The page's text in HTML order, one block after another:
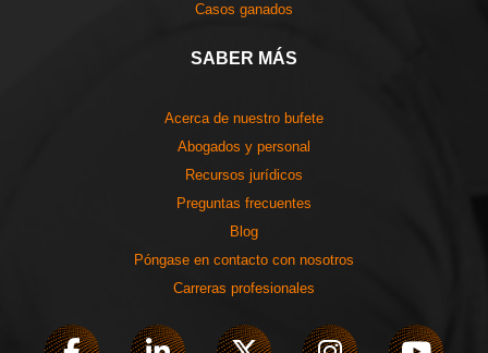
Casos ganados
SABER MÁS
Acerca de nuestro bufete
Abogados y personal
Recursos jurídicos
Preguntas frecuentes
Blog
Póngase en contacto con nosotros
Carreras profesionales